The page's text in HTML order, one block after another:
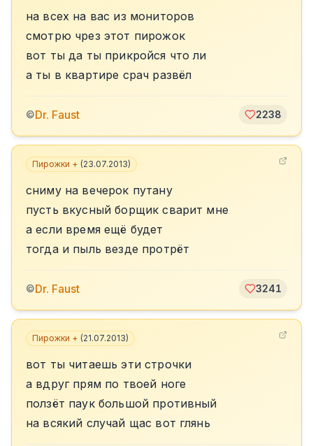
на всех на вас из мониторов
смотрю чрез этот пирожок
вот ты да ты прикройся что ли
а ты в квартире срач развёл
©Dr. Faust 2238
Пирожки + (23.07.2013)
сниму на вечерок путану
пусть вкусный борщик сварит мне
а если время ещё будет
тогда и пыль везде протрёт
©Dr. Faust 3241
Пирожки + (21.07.2013)
вот ты читаешь эти строчки
а вдруг прям по твоей ноге
ползёт паук большой противный
на всякий случай щас вот глянь